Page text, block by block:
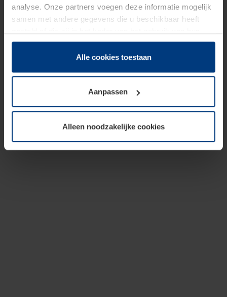
analyse. Onze partners voegen deze informatie mogelijk
samen met andere gegevens die u beschikbaar heeft
dienstverlening hebben verzameld.
Juridisch zijn wij gerechtigd om cookies op uw computer
onze pagina's absoluut noodzakelijk is. Voor alle andere
soorten cookies is uw toestemming vereist. Uw
toestemming kunt u op elk moment bij de uitleg van de
wijzigen of herroepen.
Alle cookies toestaan
Aanpassen
Alleen noodzakelijke cookies